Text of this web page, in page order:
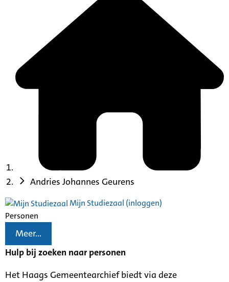
Andries Johannes Geurens
Mijn Studiezaal (inloggen)
Personen
Meer...
Hulp bij zoeken naar personen
Het Haags Gemeentearchief biedt via deze